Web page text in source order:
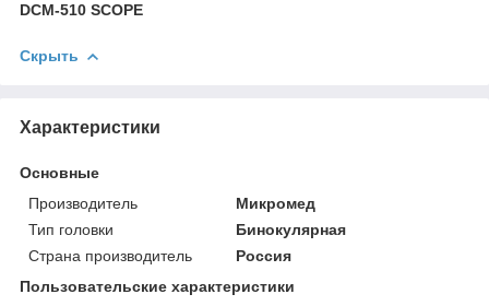
DCM-510 SCOPE
Скрыть
Характеристики
Основные
Производитель
Микромед
Тип головки
Бинокулярная
Страна производитель
Россия
Пользовательские характеристики